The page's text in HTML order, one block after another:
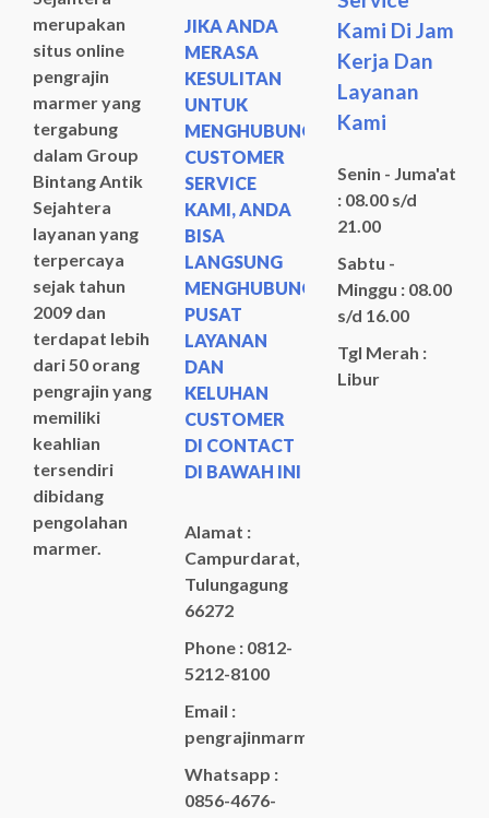
merupakan
situs online
pengrajin
marmer yang
tergabung
dalam Group
Bintang Antik
Sejahtera
layanan yang
terpercaya
sejak tahun
2009 dan
terdapat lebih
dari 50 orang
pengrajin yang
memiliki
keahlian
tersendiri
dibidang
pengolahan
marmer.
JIKA ANDA
MERASA
KESULITAN
UNTUK
MENGHUBUNGI
CUSTOMER
SERVICE
KAMI, ANDA
BISA
LANGSUNG
MENGHUBUNGI
PUSAT
LAYANAN
DAN
KELUHAN
CUSTOMER
DI CONTACT
DI BAWAH INI
Alamat :
Campurdarat,
Tulungagung
66272
Phone : 0812-
5212-8100
Email :
pengrajinmarme88@gmail.com
Whatsapp :
0856-4676-
Kami Di Jam
Kerja Dan
Layanan
Kami
Senin - Juma'at
: 08.00 s/d
21.00
Sabtu -
Minggu : 08.00
s/d 16.00
Tgl Merah :
Libur